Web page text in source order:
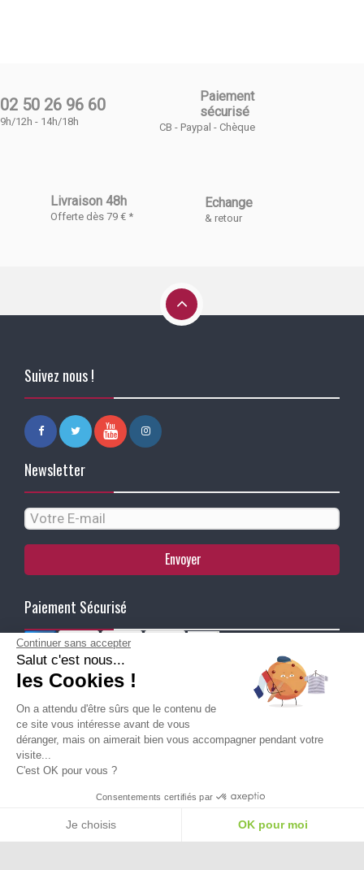
Besoin d'aide pour choisir une
taille ou une pointure ?
02 50 26 96 60
9h/12h - 14h/18h
Paiement
sécurisé
CB - Paypal - Chèque
Livraison 48h
Offerte dès 79 € *
Echange
& retour
Suivez nous !
Newsletter
Envoyer
Paiement Sécurisé
Ma Livraison
Continuer sans accepter
Salut c'est nous...
les Cookies !
On a attendu d'être sûrs que le contenu de
ce site vous intéresse avant de vous
déranger, mais on aimerait bien vous accompagner pendant votre
visite...
C'est OK pour vous ?
Consentements certifiés par
Je choisis OK pour moi